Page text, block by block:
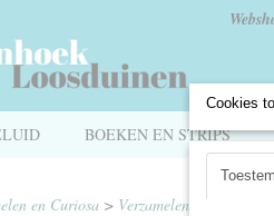
BOEKEN EN STRIPS
en Curiosa > Verzamelen >
Cookies